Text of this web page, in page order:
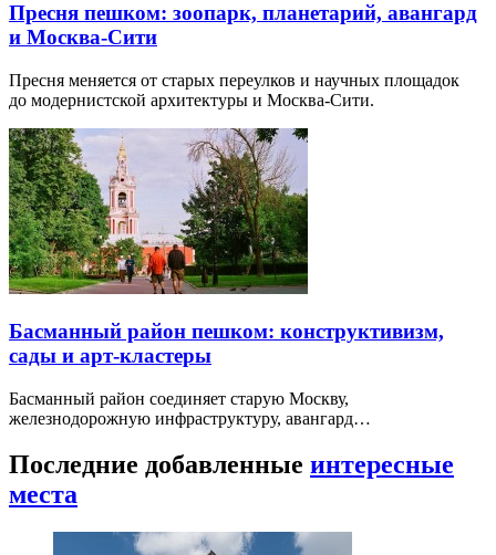
Пресня пешком: зоопарк, планетарий, авангард
и Москва-Сити
Пресня меняется от старых переулков и научных площадок
до модернистской архитектуры и Москва-Сити.
Басманный район пешком: конструктивизм,
сады и арт-кластеры
Басманный район соединяет старую Москву,
железнодорожную инфраструктуру, авангард…
Последние добавленные интересные
места